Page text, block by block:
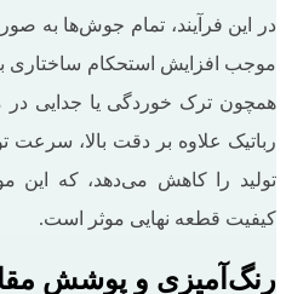
در این فرآیند، تمام جوش‌ها به
موجب افزایش استحکام ساختاری
همچون ترک خوردگی یا جدایی
رباتیک علاوه بر دقت بالا، سرعت
تولید را کاهش می‌دهد، که این
کیفیت قطعه نهایی موثر است.